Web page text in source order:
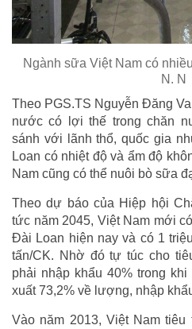
Ngành sữa Việt Nam có
N. N
Theo PGS.TS Nguyễn Đăng
nước có lợi thế trong chăn
sánh với lãnh thổ, quốc gia
Loan có nhiệt độ và ẩm độ
Nam cũng có thể nuôi bò sữa
Theo dự báo của Hiệp hội
tức năm 2045, Việt Nam mới
Đài Loan hiện nay và có 1
tấn/CK. Nhờ đó tự túc cho
phải nhập khẩu 40% trong
xuất 73,2% về lượng, nhập
Vào năm 2013, Việt Nam